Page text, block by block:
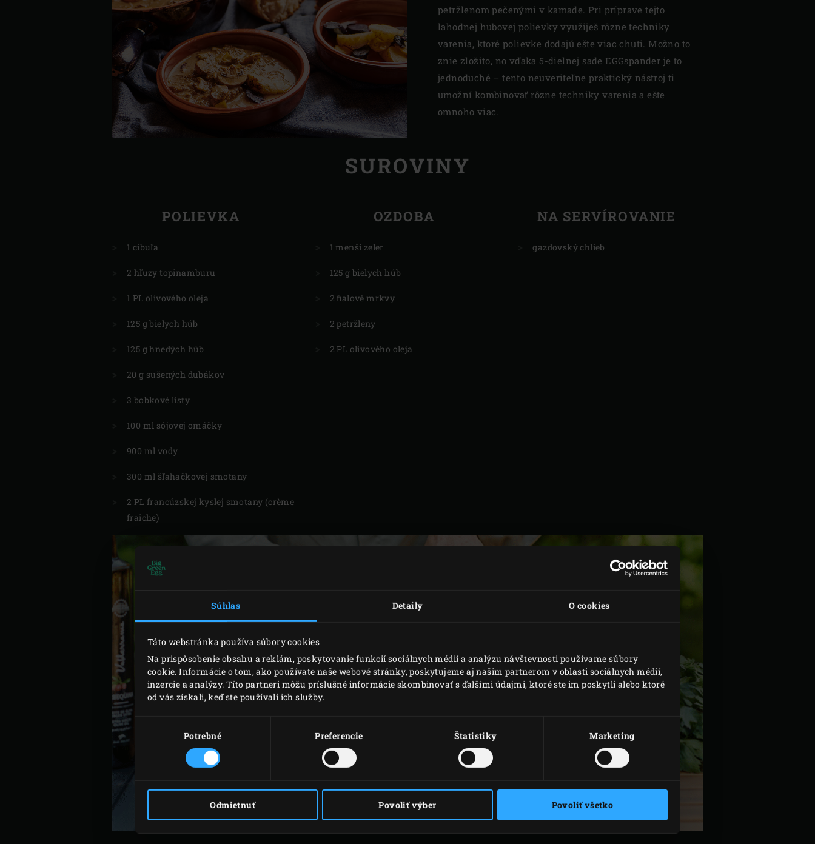
Súhlas Detaily O cookies
Táto webstránka používa súbory cookies
Na prispôsobenie obsahu a reklám, poskytovanie funkcií sociálnych médií a analýzu návštevnosti používame súbory
cookie. Informácie o tom, ako používate naše webové stránky, poskytujeme aj našim partnerom v oblasti sociálnych médií,
inzercie a analýzy. Títo partneri môžu príslušné informácie skombinovať s ďalšími údajmi, ktoré ste im poskytli alebo ktoré
od vás získali, keď ste používali ich služby.
Potrebné Preferencie Štatistiky Marketing
Odmietnuť Povoliť výber Povoliť všetko
petržlenom pečenými v kamade. Pri príprave tejto
lahodnej hubovej polievky využiješ rôzne techniky
varenia, ktoré polievke dodajú ešte viac chuti. Možno to
znie zložito, no vďaka 5-dielnej sade EGGspander je to
jednoduché – tento neuveriteľne praktický nástroj ti
umožní kombinovať rôzne techniky varenia a ešte
omnoho viac.
SUROVINY
POLIEVKA
1 cibuľa
2 hľuzy topinamburu
1 PL olivového oleja
125 g bielych húb
125 g hnedých húb
20 g sušených dubákov
3 bobkové listy
100 ml sójovej omáčky
900 ml vody
300 ml šľahačkovej smotany
2 PL francúzskej kyslej smotany (crème
fraîche)
OZDOBA
1 menší zeler
125 g bielych húb
2 fialové mrkvy
2 petržleny
2 PL olivového oleja
NA SERVÍROVANIE
gazdovský chlieb